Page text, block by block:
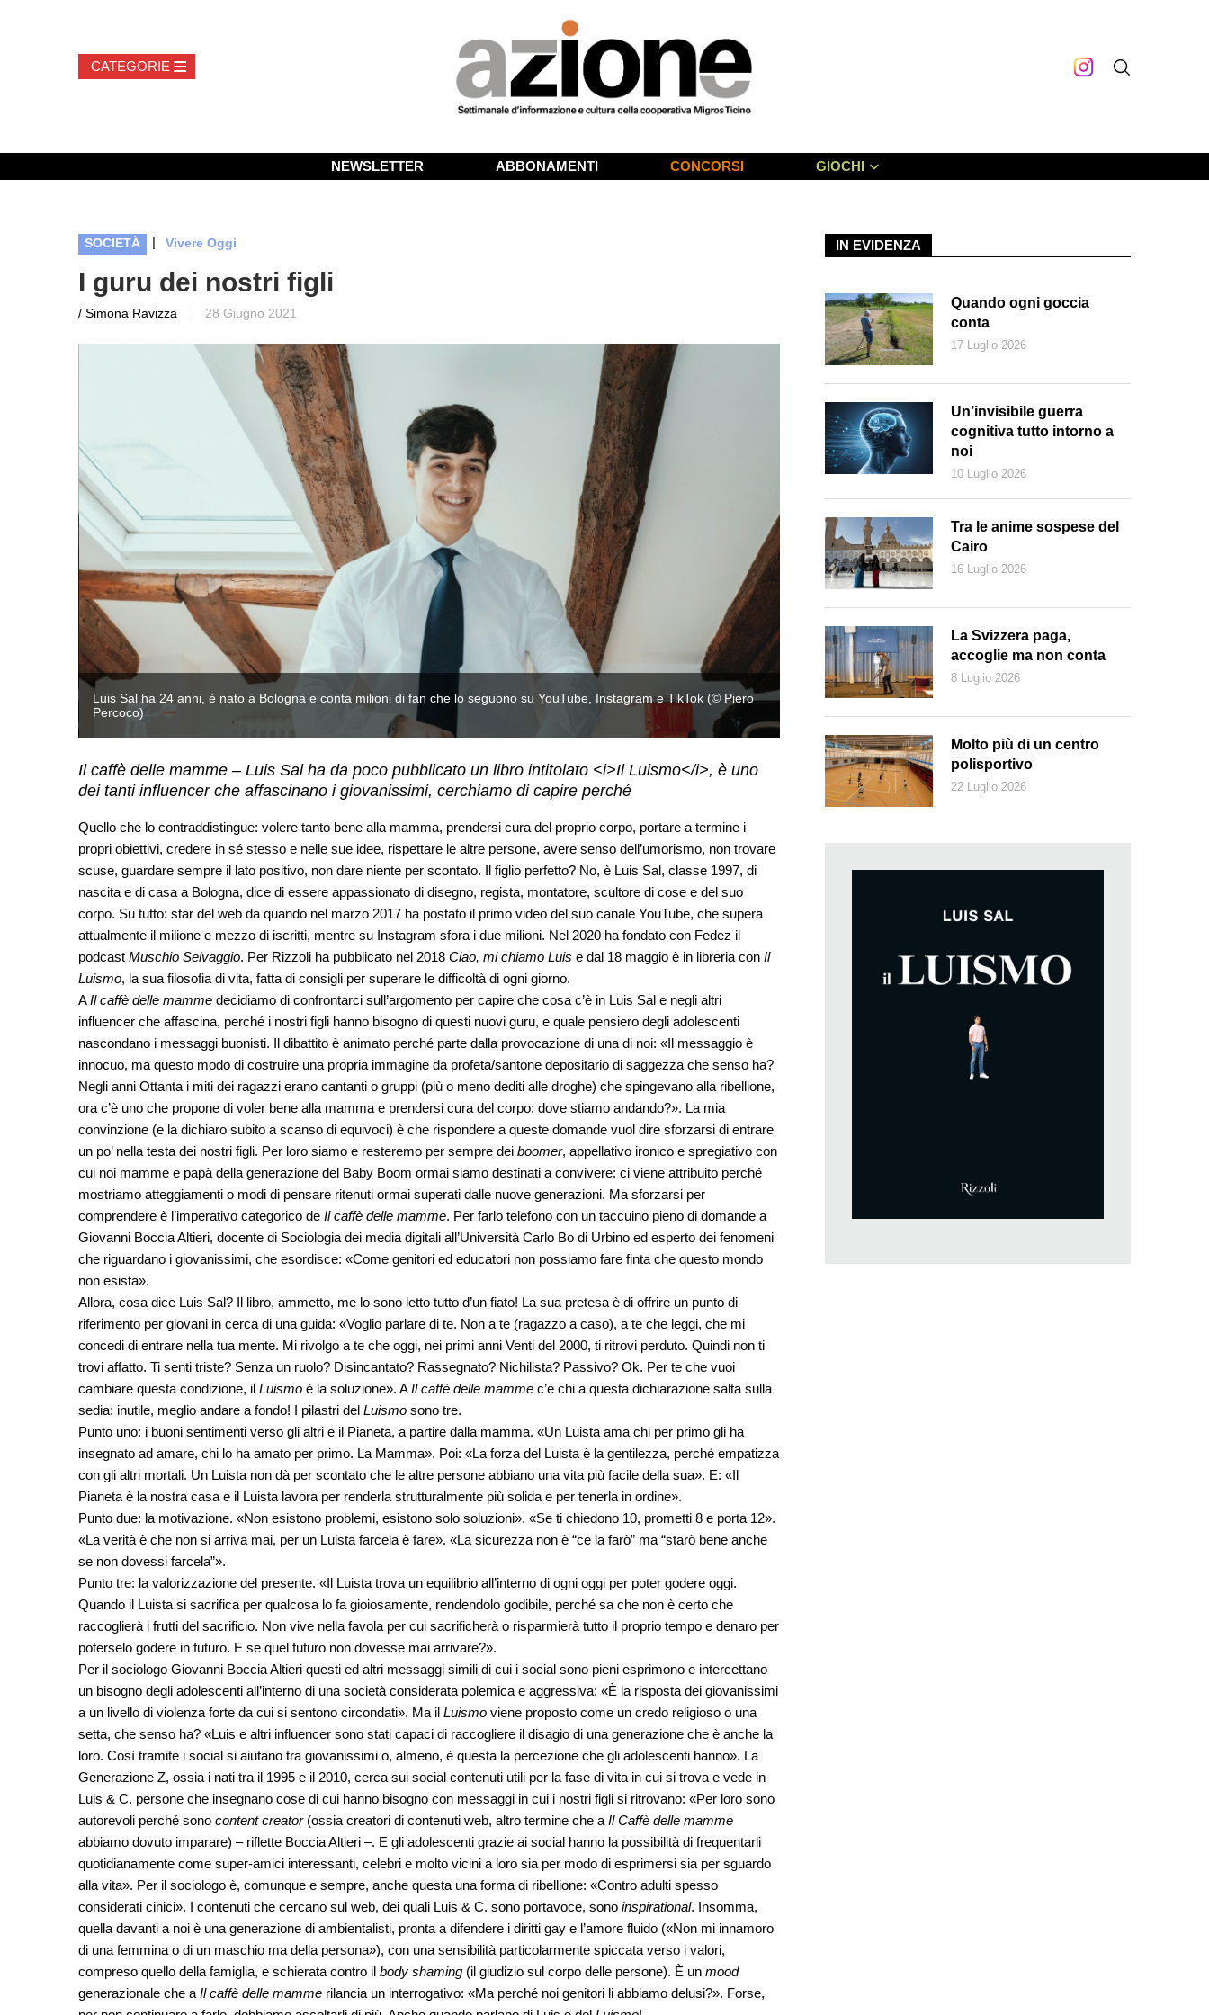
NEWSLETTER ABBONAMENTI CONCORSI GIOCHI
SOCIETÀ | Vivere Oggi
I guru dei nostri figli
/ Simona Ravizza 28 Giugno 2021
Luis Sal ha 24 anni, è nato a Bologna e conta milioni di fan che lo seguono su YouTube, Instagram e TikTok (© Piero
Percoco)
Luis Sal ha 24 anni, è nato a Bologna e conta milioni di fan che lo
Percoco)
Il caffè delle mamme – Luis Sal ha da poco pubblicato un libro intitolato <i>Il Luismo</i>, è uno
dei tanti influencer che affascinano i giovanissimi, cerchiamo di capire perché
Quello che lo contraddistingue: volere tanto bene alla mamma, prendersi cura del proprio corpo, portare a termine i
propri obiettivi, credere in sé stesso e nelle sue idee, rispettare le altre persone, avere senso dell’umorismo, non trovare
scuse, guardare sempre il lato positivo, non dare niente per scontato. Il figlio perfetto? No, è Luis Sal, classe 1997, di
nascita e di casa a Bologna, dice di essere appassionato di disegno, regista, montatore, scultore di cose e del suo
corpo. Su tutto: star del web da quando nel marzo 2017 ha postato il primo video del suo canale YouTube, che supera
attualmente il milione e mezzo di iscritti, mentre su Instagram sfora i due milioni. Nel 2020 ha fondato con Fedez il
podcast Muschio Selvaggio. Per Rizzoli ha pubblicato nel 2018 Ciao, mi chiamo Luis e dal 18 maggio è in libreria con Il
Luismo, la sua filosofia di vita, fatta di consigli per superare le difficoltà di ogni giorno.
AIl caffè delle mamme decidiamo di confrontarci sull’argomento per capire che cosa c’è in Luis Sal e negli altri
influencer che affascina, perché i nostri figli hanno bisogno di questi nuovi guru, e quale pensiero degli adolescenti
nascondano i messaggi buonisti. Il dibattito è animato perché parte dalla provocazione di una di noi: «Il messaggio è
innocuo, ma questo modo di costruire una propria immagine da profeta/santone depositario di saggezza che senso ha?
Negli anni Ottanta i miti dei ragazzi erano cantanti o gruppi (più o meno dediti alle droghe) che spingevano alla ribellione,
ora c’è uno che propone di voler bene alla mamma e prendersi cura del corpo: dove stiamo andando?». La mia
convinzione (e la dichiaro subito a scanso di equivoci) è che rispondere a queste domande vuol dire sforzarsi di entrare
un po’ nella testa dei nostri figli. Per loro siamo e resteremo per sempre dei boomer, appellativo ironico e spregiativo con
cui noi mamme e papà della generazione del Baby Boom ormai siamo destinati a convivere: ci viene attribuito perché
mostriamo atteggiamenti o modi di pensare ritenuti ormai superati dalle nuove generazioni. Ma sforzarsi per
comprendere è l’imperativo categorico de Il caffè delle mamme. Per farlo telefono con un taccuino pieno di domande a
Giovanni Boccia Altieri, docente di Sociologia dei media digitali all’Università Carlo Bo di Urbino ed esperto dei fenomeni
che riguardano i giovanissimi, che esordisce: «Come genitori ed educatori non possiamo fare finta che questo mondo
non esista».
Allora, cosa dice Luis Sal? Il libro, ammetto, me lo sono letto tutto d’un fiato! La sua pretesa è di offrire un punto di
riferimento per giovani in cerca di una guida: «Voglio parlare di te. Non a te (ragazzo a caso), a te che leggi, che mi
concedi di entrare nella tua mente. Mi rivolgo a te che oggi, nei primi anni Venti del 2000, ti ritrovi perduto. Quindi non ti
trovi affatto. Ti senti triste? Senza un ruolo? Disincantato? Rassegnato? Nichilista? Passivo? Ok. Per te che vuoi
cambiare questa condizione, il Luismo è la soluzione». AIl caffè delle mamme c’è chi a questa dichiarazione salta sulla
sedia: inutile, meglio andare a fondo! I pilastri del Luismo sono tre.
Punto uno: i buoni sentimenti verso gli altri e il Pianeta, a partire dalla mamma. «Un Luista ama chi per primo gli ha
insegnato ad amare, chi lo ha amato per primo. La Mamma». Poi: «La forza del Luista è la gentilezza, perché empatizza
con gli altri mortali. Un Luista non dà per scontato che le altre persone abbiano una vita più facile della sua». E: «Il
Pianeta è la nostra casa e il Luista lavora per renderla strutturalmente più solida e per tenerla in ordine».
Punto due: la motivazione. «Non esistono problemi, esistono solo soluzioni». «Se ti chiedono 10, prometti 8 e porta 12».
«La verità è che non si arriva mai, per un Luista farcela è fare». «La sicurezza non è “ce la farò” ma “starò bene anche
se non dovessi farcela”».
Punto tre: la valorizzazione del presente. «Il Luista trova un equilibrio all’interno di ogni oggi per poter godere oggi.
Quando il Luista si sacrifica per qualcosa lo fa gioiosamente, rendendolo godibile, perché sa che non è certo che
raccoglierà i frutti del sacrificio. Non vive nella favola per cui sacrificherà o risparmierà tutto il proprio tempo e denaro per
poterselo godere in futuro. E se quel futuro non dovesse mai arrivare?».
Per il sociologo Giovanni Boccia Altieri questi ed altri messaggi simili di cui i social sono pieni esprimono e intercettano
un bisogno degli adolescenti all’interno di una società considerata polemica e aggressiva: «È la risposta dei giovanissimi
a un livello di violenza forte da cui si sentono circondati». Ma il Luismo viene proposto come un credo religioso o una
setta, che senso ha? «Luis e altri influencer sono stati capaci di raccogliere il disagio di una generazione che è anche la
loro. Così tramite i social si aiutano tra giovanissimi o, almeno, è questa la percezione che gli adolescenti hanno». La
Generazione Z, ossia i nati tra il 1995 e il 2010, cerca sui social contenuti utili per la fase di vita in cui si trova e vede in
Luis & C. persone che insegnano cose di cui hanno bisogno con messaggi in cui i nostri figli si ritrovano: «Per loro sono
autorevoli perché sono content creator(ossia creatori di contenuti web, altro termine che a Il Caffè delle mamme
abbiamo dovuto imparare) – riflette Boccia Altieri –. E gli adolescenti grazie ai social hanno la possibilità di frequentarli
quotidianamente come super-amici interessanti, celebri e molto vicini a loro sia per modo di esprimersi sia per sguardo
alla vita». Per il sociologo è, comunque e sempre, anche questa una forma di ribellione: «Contro adulti spesso
considerati cinici». I contenuti che cercano sul web, dei quali Luis & C. sono portavoce, sono inspirational. Insomma,
quella davanti a noi è una generazione di ambientalisti, pronta a difendere i diritti gay e l’amore fluido («Non mi innamoro
di una femmina o di un maschio ma della persona»), con una sensibilità particolarmente spiccata verso i valori,
compreso quello della famiglia, e schierata contro il body shaming (il giudizio sul corpo delle persone). È un mood
generazionale che a Il caffè delle mamme rilancia un interrogativo: «Ma perché noi genitori li abbiamo delusi?». Forse,
IN EVIDENZA
Quando ogni goccia
conta
17 Luglio 2026
Un’invisibile guerra
cognitiva tutto intorno a
noi
10 Luglio 2026
Tra le anime sospese del
Cairo
16 Luglio 2026
La Svizzera paga,
accoglie ma non conta
8 Luglio 2026
Molto più di un centro
polisportivo
22 Luglio 2026